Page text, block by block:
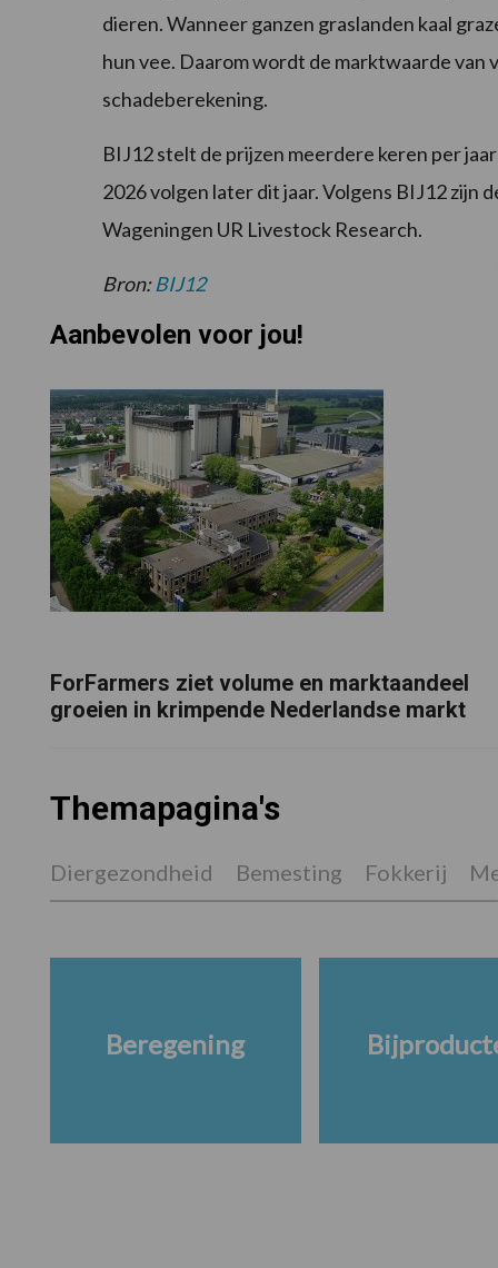
dieren. Wanneer ganzen graslanden kaal
hun vee. Daarom wordt de marktwaarde van
schadeberekening.
BIJ12 stelt de prijzen meerdere keren per
2026 volgen later dit jaar. Volgens BIJ12 zijn
Wageningen UR Livestock Research.
Bron:BIJ12
Aanbevolen voor jou!
ForFarmers ziet volume en marktaandeel
groeien in krimpende Nederlandse markt
Themapagina's
Diergezondheid Bemesting Fokkerij
Beregening